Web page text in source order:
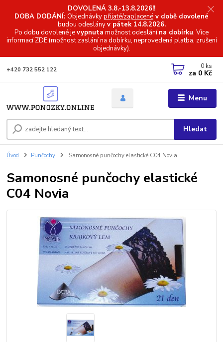
DOVOLENÁ 3.8.-13.8.2026!!
DOBA DODÁNÍ: Objednávkypřijaté/zaplacené v době dovolené
budou odeslányv pátek 14.8.2026.
Po dobu dovolené jevypnuta možnost odeslánína dobírku. Více
informacíZDE (možnost zaslání na dobírku, neprovedená platba, zrušení
objednávky).
Menu
Hledat
+420 732 552 122 0 ks
za 0 Kč
Úvod Punčochy Samonosné punčochy elastické C04 Novia
Samonosné punčochy elastické
C04 Novia